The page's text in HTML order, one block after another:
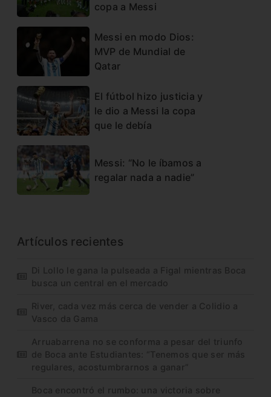
copa a Messi
Messi en modo Dios:
MVP de Mundial de
Qatar
El fútbol hizo justicia y
le dio a Messi la copa
que le debía
Messi: “No le íbamos a
regalar nada a nadie”
Artículos recientes
Di Lollo le gana la pulseada a Figal mientras Boca
busca un central en el mercado
River, cada vez más cerca de vender a Colidio a
Vasco da Gama
Arruabarrena no se conforma a pesar del triunfo
de Boca ante Estudiantes: “Tenemos que ser más
regulares, acostumbrarnos a ganar”
Boca encontró el rumbo: una victoria sobre